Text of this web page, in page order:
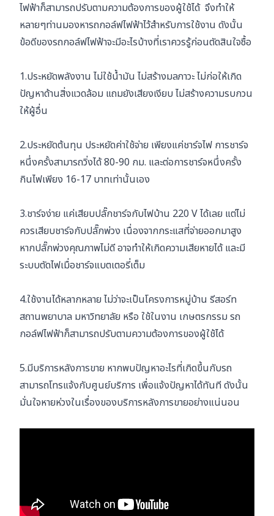
ไฟฟ้าก็สามารถปรับตามความต้องการของผู้ใช้ได้ จึงทำให้
หลายๆท่านมองหารถกอล์ฟไฟฟ้าไว้สำหรับการใช้งาน ดังนั้น
ข้อดีของรถกอล์ฟไฟฟ้าจะมีอะไรบ้างที่เราควรรู้ก่อนตัดสินใจซื้อ
1.ประหยัดพลังงาน ไม่ใช้น้ำมัน ไม่สร้างมลภาวะ ไม่ก่อให้เกิด
ปัญหาด้านสิ่งแวดล้อม แถมยังเสียงเงียบ ไม่สร้างความรบกวน
ให้ผู้อื่น
2.ประหยัดต้นทุน ประหยัดค่าใช้จ่าย เพียงแค่ชาร์จไฟ การชาร์จ
หนึ่งครั้งสามารถวิ่งได้ 80-90 กม. และต่อการชาร์จหนึ่งครั้ง
กินไฟเพียง 16-17 บาทเท่านั้นเอง
3.ชาร์จง่าย แค่เสียบปลั๊กชาร์จกับไฟบ้าน 220 V ได้เลย แต่ไม่
ควรเสียบชาร์จกับปลั๊กพ่วง เนื่องจากกระแสที่จ่ายออกมาสูง
หากปลั๊กพ่วงคุณภาพไม่ดี อาจทำให้เกิดความเสียหายได้ และมี
ระบบตัดไฟเมื่อชาร์จแบตเตอรี่เต็ม
4.ใช้งานได้หลากหลาย ไม่ว่าจะเป็นโครงการหมู่บ้าน รีสอร์ท
สถานพยาบาล มหาวิทยาลัย หรือ ใช้ในงาน เกษตรกรรม รถ
กอล์ฟไฟฟ้าก็สามารถปรับตามความต้องการของผู้ใช้ได้
5.มีบริการหลังการขาย หากพบปัญหาอะไรที่เกิดขึ้นกับรถ
สามารถโทรแจ้งกับศูนย์บริการ เพื่อแจ้งปัญหาได้ทันที ดังนั้น
มั่นใจหายห่วงในเรื่องของบริการหลังการขายอย่างแน่นอน